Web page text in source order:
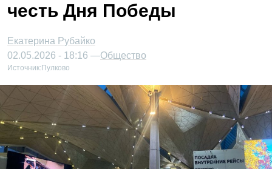
честь Дня Победы
Екатерина Рубайко
02.05.2026 - 18:16 —Общество
Источник: Пулково